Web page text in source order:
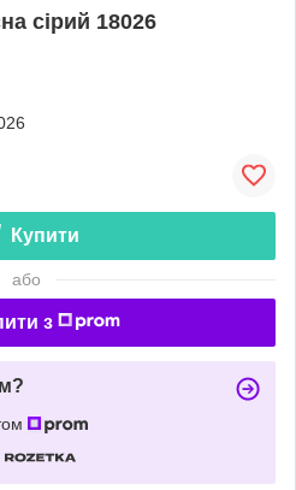
сірий 18026
Купити
або
з